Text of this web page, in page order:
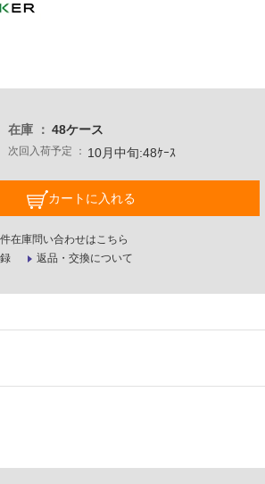
在庫 48ケース
次回入荷予定 10月中旬:48ｹｰｽ
カートに入れる
在庫問い合わせはこちら
返品・交換について